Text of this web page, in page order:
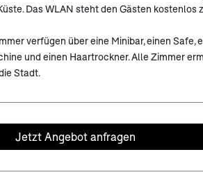
Das WLAN steht den Gästen kostenlos
verfügen über eine Minibar, einen Safe,
und einen Haartrockner. Alle Zimmer
Stadt.
Jetzt Angebot anfragen